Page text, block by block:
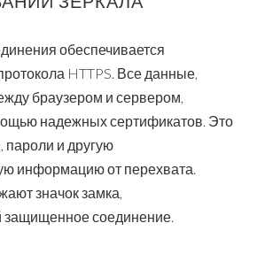
обеспечивается
HTTPS. Все данные,
браузером и сервером,
надежных сертификатов. Это
и другую
информацию от перехвата.
значок замка,
соединение.